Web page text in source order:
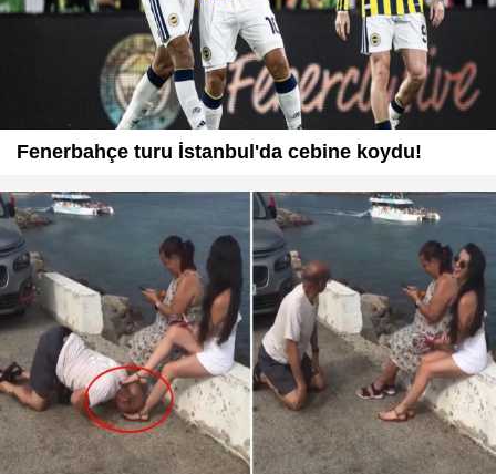
Fenerbahçe turu İstanbul'da cebine koydu!